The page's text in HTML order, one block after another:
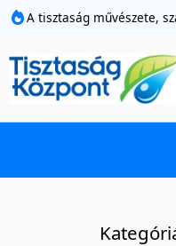
A tisztaság művészete,